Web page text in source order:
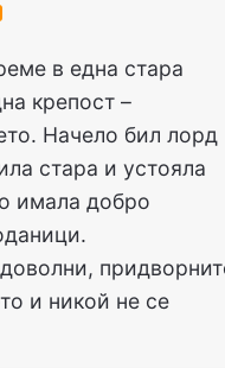
в една стара
крепост –
Начело бил лорд
стара и устояла
имала добро
и никой не се